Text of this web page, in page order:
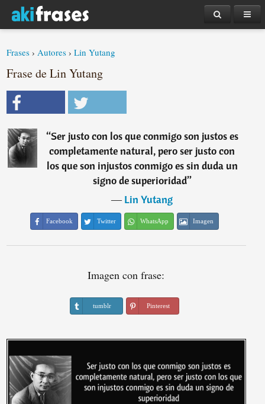
Frases ›Autores ›Lin Yutang
Frase de Lin Yutang
“Ser justo con los que conmigo son justos es
completamente natural, pero ser justo con
los que son injustos conmigo es sin duda un
signo de superioridad”
―Lin Yutang
Facebook Twitter WhatsApp Imagen
Imagen con frase:
tumblr Pinterest